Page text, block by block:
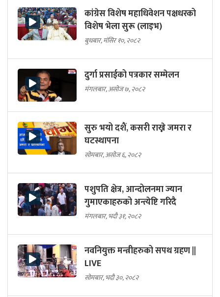
कांग्रेस विशेष महाधिवेशन पक्षधरको
विशेष भेला सुरू (लाइभ)
बुधबार, मंसिर १०, २०८२
दुर्गा प्रसाईको पत्रकार सम्मेलन
मंगलबार, असोज ७, २०८२
सुरु भयो दशैं, कसरी राख्ने जमरा र
घटस्थापना
सोमबार, असोज ६, २०८२
पशुपति क्षेत्र, आन्दोलनमा ज्यान
गुमाएकाहरुको अन्त्येष्टि गरिदै
मंगलबार, भदौ ३१, २०८२
नवनियुक्त मन्त्रीहरुको सपथ ग्रहण ||
LIVE
सोमबार, भदौ ३०, २०८२